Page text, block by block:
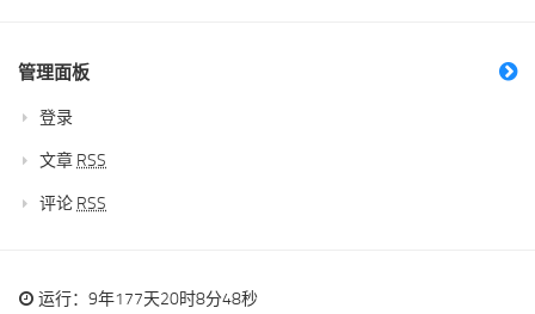
管理面板
登录
文章 RSS
评论 RSS
运行：9年177天20时8分48秒